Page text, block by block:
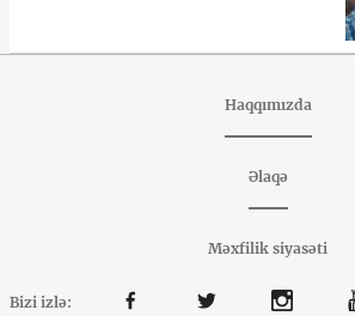
Haqqımızda
Əlaqə
Məxfilik siyasəti
Bizi izlə: